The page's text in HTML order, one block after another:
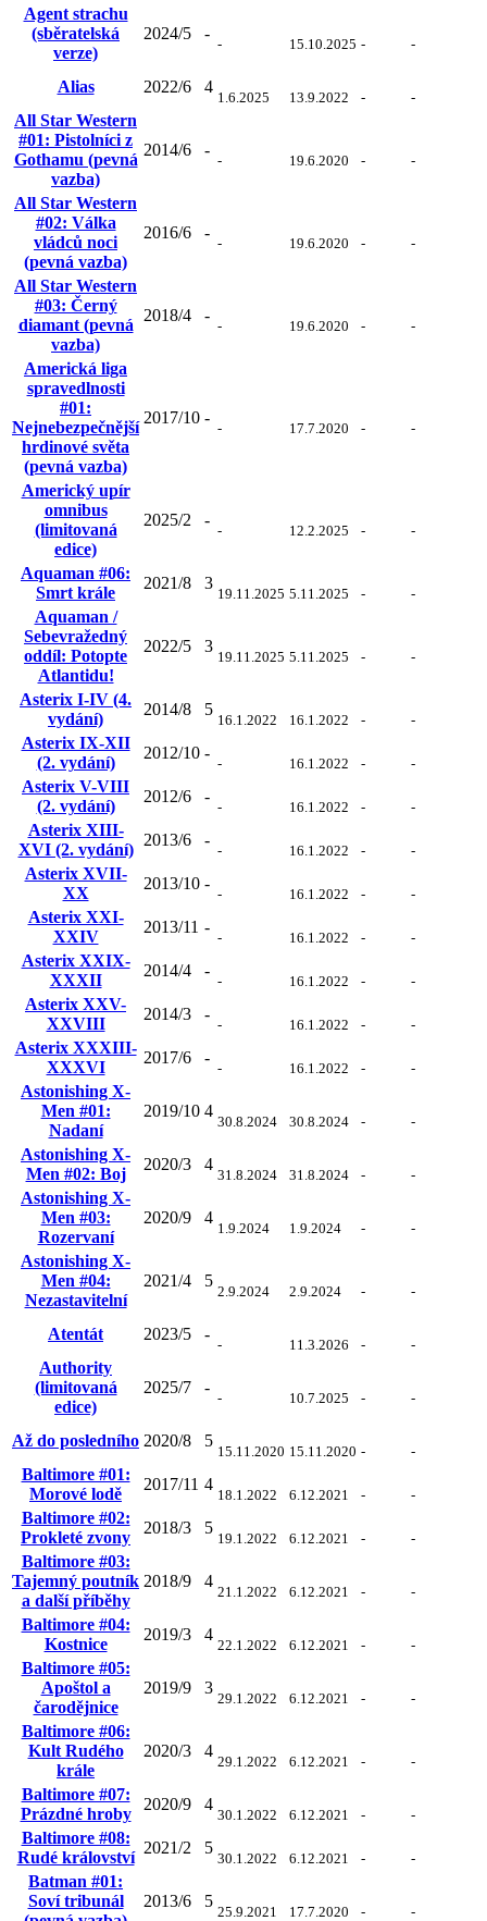
Agent strachu
(sběratelská
verze)
2024/5 -
- 15.10.2025 - -
Alias 2022/6 4
1.6.2025 13.9.2022 - -
All Star Western
#01: Pistolníci z
Gothamu (pevná
vazba)
2014/6 -
- 19.6.2020 - -
All Star Western
#02: Válka
vládců noci
(pevná vazba)
2016/6 -
- 19.6.2020 - -
All Star Western
#03: Černý
diamant (pevná
vazba)
2018/4 -
- 19.6.2020 - -
Americká liga
spravedlnosti
#01:
Nejnebezpečnější
hrdinové světa
(pevná vazba)
2017/10 -
- 17.7.2020 - -
Americký upír
omnibus
(limitovaná
edice)
2025/2 -
- 12.2.2025 - -
Aquaman #06:
Smrt krále
2021/8 3
19.11.2025 5.11.2025 - -
Aquaman /
Sebevražedný
oddíl: Potopte
Atlantidu!
2022/5 3
19.11.2025 5.11.2025 - -
Asterix I-IV (4.
vydání)
2014/8 5
16.1.2022 16.1.2022 - -
Asterix IX-XII
(2. vydání)
2012/10 -
- 16.1.2022 - -
Asterix V-VIII
(2. vydání)
2012/6 -
- 16.1.2022 - -
Asterix XIII-
XVI (2. vydání)
2013/6 -
- 16.1.2022 - -
Asterix XVII-
XX
2013/10 -
- 16.1.2022 - -
Asterix XXI-
XXIV
2013/11 -
- 16.1.2022 - -
Asterix XXIX-
XXXII
2014/4 -
- 16.1.2022 - -
Asterix XXV-
XXVIII
2014/3 -
- 16.1.2022 - -
Asterix XXXIII-
XXXVI
2017/6 -
- 16.1.2022 - -
Astonishing X-
Men #01:
Nadaní
2019/10 4
30.8.2024 30.8.2024 - -
Astonishing X-
Men #02: Boj
2020/3 4
31.8.2024 31.8.2024 - -
Astonishing X-
Men #03:
Rozervaní
2020/9 4
1.9.2024 1.9.2024 - -
Astonishing X-
Men #04:
Nezastavitelní
2021/4 5
2.9.2024 2.9.2024 - -
Atentát 2023/5 -
- 11.3.2026 - -
Authority
(limitovaná
edice)
2025/7 -
- 10.7.2025 - -
Až do posledního 2020/8 5
15.11.2020 15.11.2020 - -
Baltimore #01:
Morové lodě
2017/11 4
18.1.2022 6.12.2021 - -
Baltimore #02:
Prokleté zvony
2018/3 5
19.1.2022 6.12.2021 - -
Baltimore #03:
Tajemný poutník
a další příběhy
2018/9 4
21.1.2022 6.12.2021 - -
Baltimore #04:
Kostnice
2019/3 4
22.1.2022 6.12.2021 - -
Baltimore #05:
Apoštol a
čarodějnice
2019/9 3
29.1.2022 6.12.2021 - -
Baltimore #06:
Kult Rudého
krále
2020/3 4
29.1.2022 6.12.2021 - -
Baltimore #07:
Prázdné hroby
2020/9 4
30.1.2022 6.12.2021 - -
Baltimore #08:
Rudé království
2021/2 5
30.1.2022 6.12.2021 - -
Batman #01:
Soví tribunál
2013/6 5
25.9.2021 17.7.2020 - -